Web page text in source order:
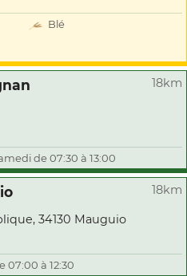
Blé
18km
de 07:30 à 13:00
18km
34130 Mauguio
07:00 à 12:30